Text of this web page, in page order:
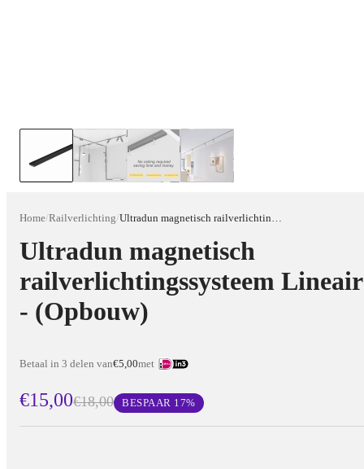
Home/Railverlichting/ Ultradun magnetisch railverlichtingssysteem Lineair - (Opbouw)
Ultradun magnetisch
railverlichtingssysteem Lineair
- (Opbouw)
Betaal in 3 delen van€5,00met
€15,00€18,00 BESPAAR 17%